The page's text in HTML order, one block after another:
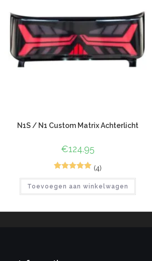
N1S / N1 Custom Matrix Achterlicht
€124.95
5.00op 5
(4)
Toevoegen aan winkelwagen